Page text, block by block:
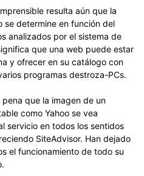
resulta aún que la
se determine en función del
analizados por el sistema de
que una web puede estar
y ofrecer en su catálogo con
programas destroza-PCs.
que la imagen de un
como Yahoo se vea
servicio en todos los sentidos
SiteAdvisor. Han dejado
el funcionamiento de todo su